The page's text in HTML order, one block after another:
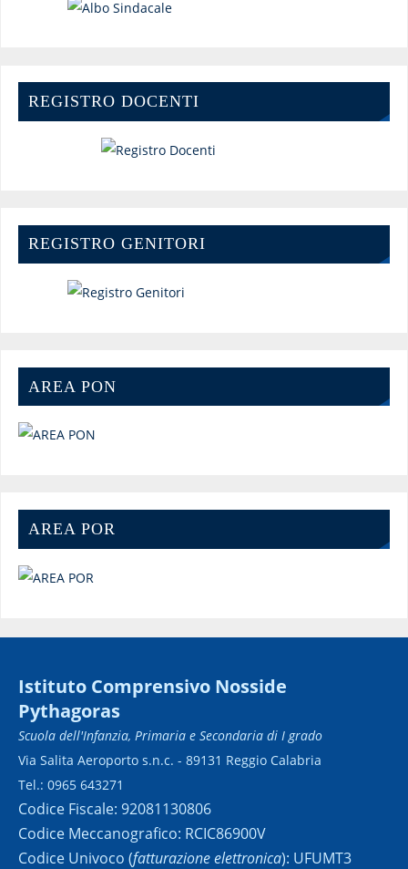
REGISTRO DOCENTI
REGISTRO GENITORI
AREA PON
AREA POR
Istituto Comprensivo Nosside
Pythagoras
Scuola dell'Infanzia, Primaria e Secondaria di I grado
Via Salita Aeroporto s.n.c. - 89131 Reggio Calabria
Tel.: 0965 643271
Codice Fiscale: 92081130806
Codice Meccanografico: RCIC86900V
Codice Univoco (fatturazione elettronica): UFUMT3